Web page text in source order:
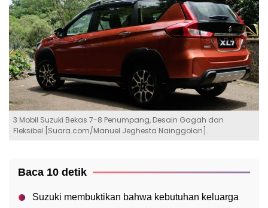
3 Mobil Suzuki Bekas 7-8 Penumpang, Desain Gagah dan
Fleksibel [Suara.com/Manuel Jeghesta Nainggolan].
Baca 10 detik
Suzuki membuktikan bahwa kebutuhan keluarga